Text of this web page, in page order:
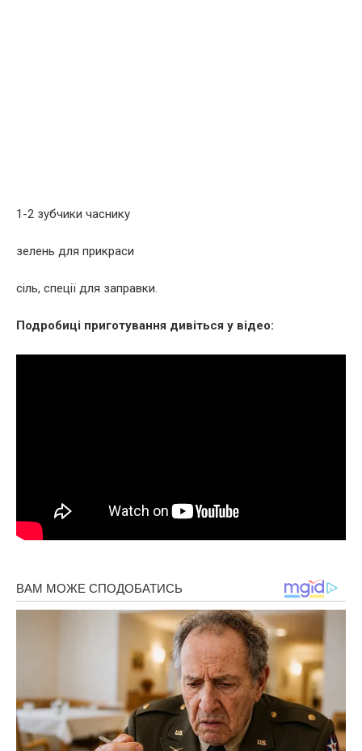
1-2 зубчики часнику
зелень для прикраси
сіль, спеції для заправки.
Подробиці приготування дивіться у відео: